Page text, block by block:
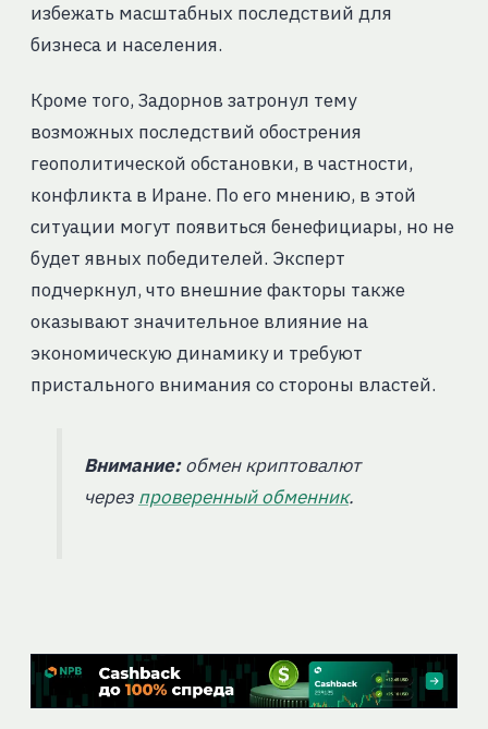
избежать масштабных последствий для
бизнеса и населения.
Кроме того, Задорнов затронул тему
возможных последствий обострения
геополитической обстановки, в частности,
конфликта в Иране. По его мнению, в этой
ситуации могут появиться бенефициары, но не
будет явных победителей. Эксперт
подчеркнул, что внешние факторы также
оказывают значительное влияние на
экономическую динамику и требуют
пристального внимания со стороны властей.
Внимание:обмен криптовалют
через проверенный обменник.